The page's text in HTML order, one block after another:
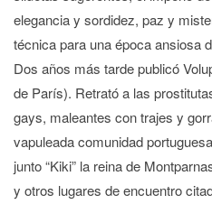
elegancia y sordidez, paz y
técnica para una época ansiosa
Dos años más tarde publicó
de París). Retrató a las
gays, maleantes con trajes y
vapuleada comunidad
junto “Kiki” la reina de
y otros lugares de encuentro